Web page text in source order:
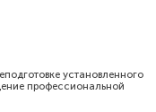
установленного
профессиональной